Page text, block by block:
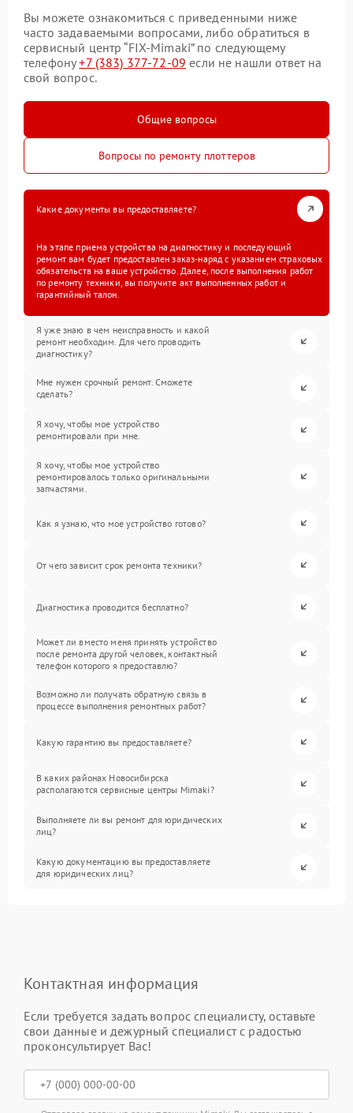
Вы можете ознакомиться с приведенными ниже
часто задаваемыми вопросами, либо обратиться в
сервисный центр “FIX-Mimaki” по следующему
телефону+7 (383) 377-72-09 если не нашли ответ на
свой вопрос.
Общие вопросы
Вопросы по ремонту плоттеров
Какие документы вы предоставляете?
На этапе приема устройства на диагностику и последующий
ремонт вам будет предоставлен заказ-наряд с указанием страховых
обязательств на ваше устройство. Далее, после выполнения работ
по ремонту техники, вы получите акт выполненных работ и
гарантийный талон.
Я уже знаю в чем неисправность и какой
ремонт необходим. Для чего проводить
диагностику?
Мне нужен срочный ремонт. Сможете
сделать?
Я хочу, чтобы мое устройство
ремонтировали при мне.
Я хочу, чтобы мое устройство
ремонтировалось только оригинальными
запчастями.
Как я узнаю, что мое устройство готово?
От чего зависит срок ремонта техники?
Диагностика проводится бесплатно?
Может ли вместо меня принять устройство
после ремонта другой человек, контактный
телефон которого я предоставлю?
Возможно ли получать обратную связь в
процессе выполнения ремонтных работ?
Какую гарантию вы предоставляете?
В каких районах Новосибирска
располагаются сервисные центры Mimaki?
Выполняете ли вы ремонт для юридических
лиц?
Какую документацию вы предоставляете
для юридических лиц?
Контактная информация
Если требуется задать вопрос специалисту, оставьте
свои данные и дежурный специалист с радостью
проконсультирует Вас!